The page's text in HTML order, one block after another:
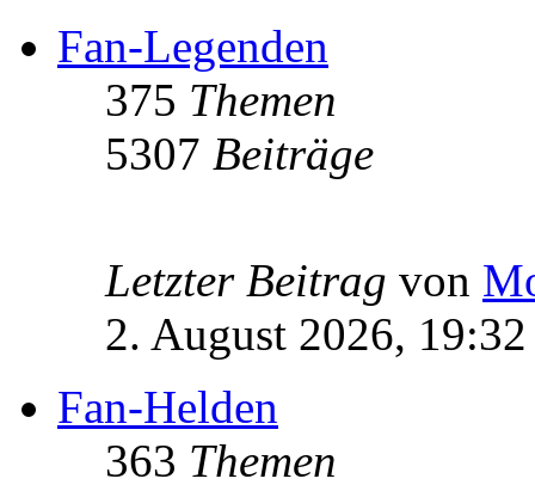
Fan-Legenden
375 Themen
5307 Beiträge
Letzter Beitrag von
2. August 2026, 19:32
Fan-Helden
363 Themen